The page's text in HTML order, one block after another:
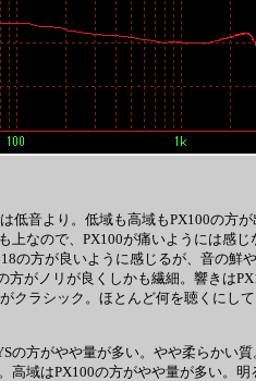
低音より。低域も高域もPX100の方
上なので、PX100が痛いようには感
の方が良いように感じるが、音の鮮
方がノリが良くしかも繊細。響きは
クラシック。ほとんど何を聴くにし
の方がやや量が多い。やや柔らかい
高域はPX100の方がやや量が多い。